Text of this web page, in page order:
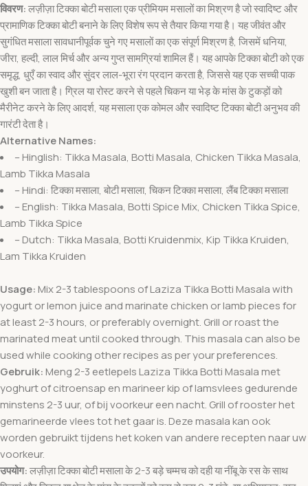
विवरण:लज़ीज़ा टिक्का बोटी मसाला एक प्रीमियम मसालों का मिश्रण है जो स्वादिष्ट और
प्रामाणिक टिक्का बोटी बनाने के लिए विशेष रूप से तैयार किया गया है। यह जीवंत और
सुगंधित मसाला सावधानीपूर्वक चुने गए मसालों का एक संपूर्ण मिश्रण है, जिसमें धनिया,
जीरा, हल्दी, लाल मिर्च और अन्य गुप्त सामग्रियां शामिल हैं। यह आपके टिक्का बोटी को एक
समृद्ध, धुएँ का स्वाद और सुंदर लाल-भूरा रंग प्रदान करता है, जिससे यह एक सच्ची पाक
खुशी बन जाता है। ग्रिल या रोस्ट करने से पहले चिकन या भेड़ के मांस के टुकड़ों को
मैरीनेट करने के लिए आदर्श, यह मसाला एक कोमल और स्वादिष्ट टिक्का बोटी अनुभव की
गारंटी देता है।
Alternative Names:
– Hinglish: Tikka Masala, Botti Masala, Chicken Tikka Masala,
Lamb Tikka Masala
– Hindi: टिक्का मसाला, बोटी मसाला, चिकन टिक्का मसाला, लैंब टिक्का मसाला
– English: Tikka Masala, Botti Spice Mix, Chicken Tikka Spice,
Lamb Tikka Spice
– Dutch: Tikka Masala, Botti Kruidenmix, Kip Tikka Kruiden,
Lam Tikka Kruiden
Usage: Mix 2-3 tablespoons of Laziza Tikka Botti Masala with
yogurt or lemon juice and marinate chicken or lamb pieces for
at least 2-3 hours, or preferably overnight. Grill or roast the
marinated meat until cooked through. This masala can also be
used while cooking other recipes as per your preferences.
Gebruik: Meng 2-3 eetlepels Laziza Tikka Botti Masala met
yoghurt of citroensap en marineer kip of lamsvlees gedurende
minstens 2-3 uur, of bij voorkeur een nacht. Grill of rooster het
gemarineerde vlees tot het gaar is. Deze masala kan ook
worden gebruikt tijdens het koken van andere recepten naar uw
voorkeur.
उपयोग:लज़ीज़ा टिक्का बोटी मसाला के 2-3 बड़े चम्मच को दही या नींबू के रस के साथ